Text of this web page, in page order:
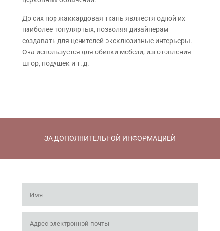
До сих пор жаккардовая ткань являестя одной их
наиболее популярных, позволяя дизайнерам
создавать для ценителей эксклюзивные интерьеры.
Она используется для обивки мебели, изготовления
штор, подушек и т. д.
ЗА ДОПОЛНИТЕЛЬНОЙ ИНФОРМАЦИЕЙ